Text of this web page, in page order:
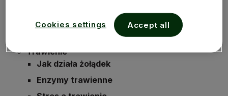
Nietolerancja pokarmowa
Przepuklina rozworu przełykowego przepony
Trawienie
Jak działa żołądek
Enzymy trawienne
Cookies settings Accept all